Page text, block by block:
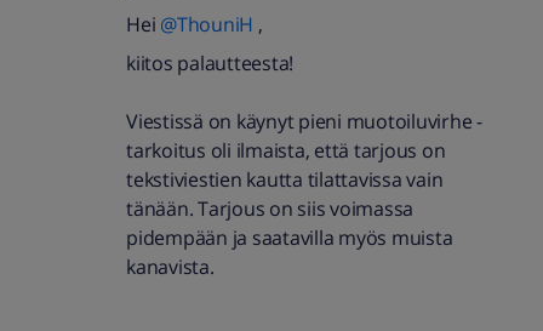
Hei @ThouniH ,
kiitos palautteesta!
Viestissä on käynyt pieni muotoiluvirhe -
tarkoitus oli ilmaista, että tarjous on
tekstiviestien kautta tilattavissa vain
tänään. Tarjous on siis voimassa
pidempään ja saatavilla myös muista
kanavista.